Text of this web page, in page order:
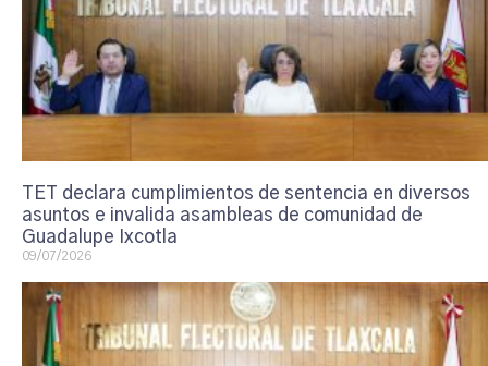
TET declara cumplimientos de sentencia en diversos
asuntos e invalida asambleas de comunidad de
Guadalupe Ixcotla
09/07/2026